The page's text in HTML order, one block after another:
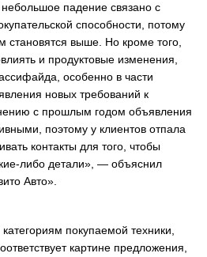
падение связано с
способности, потому
выше. Но кроме того,
и продуктовые изменения,
особенно в части
новых требований к
с прошлым годом объявления
поэтому у клиентов отпала
контакты для того, чтобы
либо детали», — объяснил
Авто».
покупаемой техники,
картине предложения,